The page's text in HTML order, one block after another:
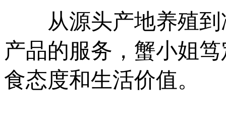
从源头产地养殖到
产品的服务，蟹小姐
食态度和生活价值。